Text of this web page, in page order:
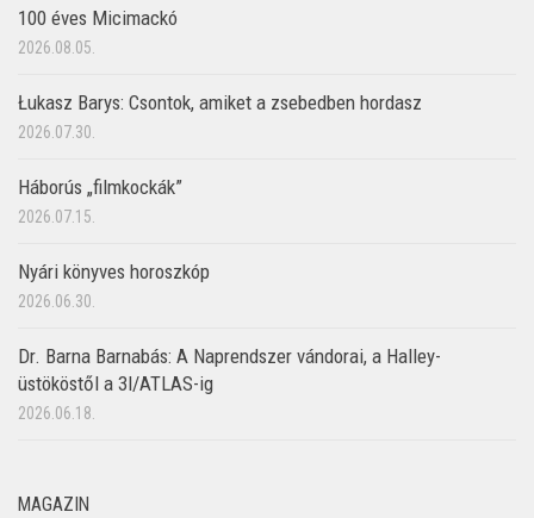
100 éves Micimackó
2026.08.05.
Łukasz Barys: Csontok, amiket a zsebedben hordasz
2026.07.30.
Háborús „filmkockák”
2026.07.15.
Nyári könyves horoszkóp
2026.06.30.
Dr. Barna Barnabás: A Naprendszer vándorai, a Halley-
üstököstől a 3I/ATLAS-ig
2026.06.18.
MAGAZIN